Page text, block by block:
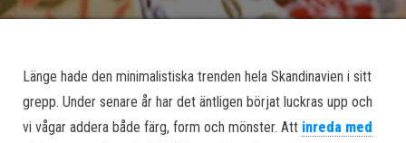
Länge hade den minimalistiska trenden hela Skandinavien i sitt
grepp. Under senare år har det äntligen börjat luckras upp och
vi vågar addera både färg, form och mönster. Att inreda med